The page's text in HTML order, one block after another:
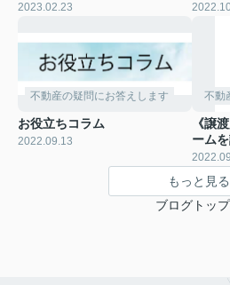
2023.02.23
不動産の疑問にお答えします
お役立ちコラム
2022.09.13
不動
《譲
ーム
もっと見る
ブログトッ